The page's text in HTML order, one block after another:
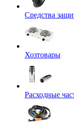
Средства
Хозтовары
Расходные